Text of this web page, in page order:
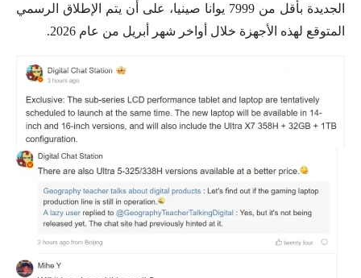
الجديدة بأقل من 7999 يوانا صينيا، على أن يتم الإطلاق الرسمي
المتوقع لهذه الأجهزة خلال أواخر شهر أبريل من عام 2026.